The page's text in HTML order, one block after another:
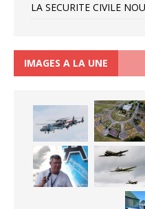
LA SECURITE CIVILE
IMAGES A LA UNE